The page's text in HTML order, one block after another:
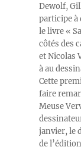
Dewolf,
participe à
le livre «
côtés des
et Nicolas
à au
Cette
faire
Meuse
janvier, le
de